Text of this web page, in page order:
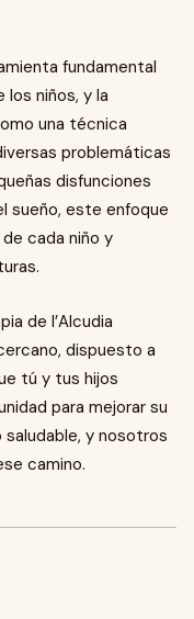
fundamental
los niños, y la
una técnica
problemáticas
disfunciones
sueño, este enfoque
cada niño y
de l’Alcudia
dispuesto a
tú y tus hijos
para mejorar su
y nosotros
camino.